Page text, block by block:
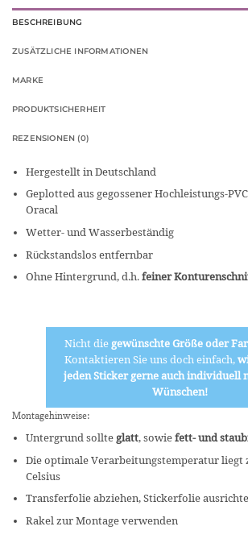
BESCHREIBUNG
ZUSÄTZLICHE INFORMATIONEN
MARKE
PRODUKTSICHERHEIT
REZENSIONEN (0)
Hergestellt in Deutschland
Geplotted aus gegossener Hochleistungs-
Oracal
Wetter- und Wasserbeständig
Rückstandslos entfernbar
Ohne Hintergrund, d.h.feiner
Nicht die gewünschte Größe oder
Kontaktieren Sie uns doch einfach,
jeden Sticker gerne auch individuell
Wünschen!
Montagehinweise:
Untergrund sollte glatt, sowiefett- und
Die optimale Verarbeitungstemperatur liegt
Celsius
Transferfolie abziehen, Stickerfolie
Rakel zur Montage verwenden